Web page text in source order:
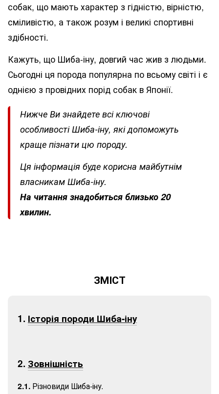
собак, що мають характер з гідністю, вірністю,
сміливістю, а також розум і великі спортивні
здібності.
Кажуть, що Шиба-іну, довгий час жив з людьми.
Сьогодні ця порода популярна по всьому світі і є
однією з провідних порід собак в Японії.
Нижче Ви знайдете всі ключові
особливості Шиба-іну, які допоможуть
краще пізнати цю породу.
Ця інформація буде корисна майбутнім
власникам Шиба-іну.
На читання знадобиться близько 20
хвилин.
ЗМІСТ
1. Історія породи Шиба-іну
2. Зовнішність
2.1. Різновиди Шиба-іну.